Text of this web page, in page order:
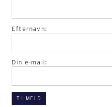
Efternavn:
Din e-mail: